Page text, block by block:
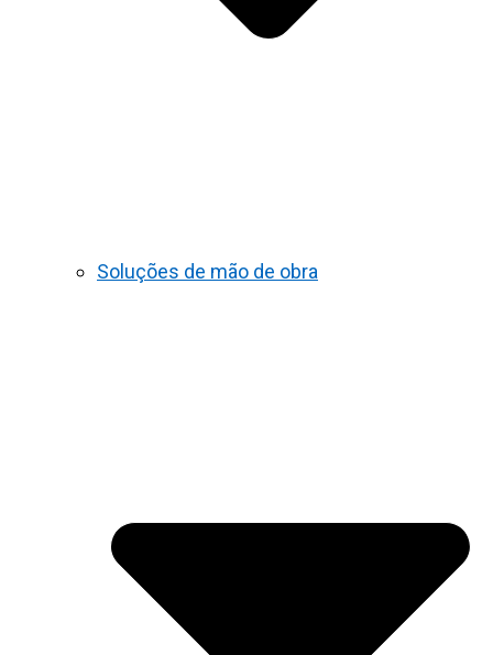
Soluções de mão de obra